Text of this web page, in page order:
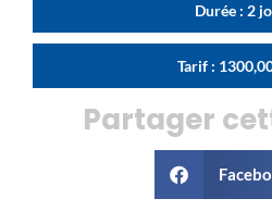
Durée : 2
Tarif :
Partager